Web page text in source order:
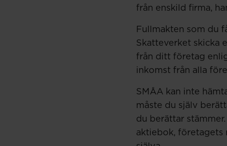
från enskild firma,
Fullmakten som du
Skatteverket skicka
från ditt företag
inkomst från alla
SMÅA kan inte
måste du själv
du berättar
aktiebok, företagets